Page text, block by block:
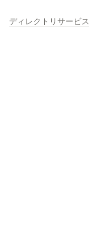
ディレクトリサービス